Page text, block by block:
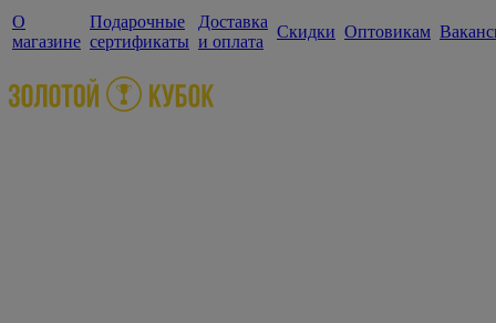
О
магазине
Подарочные
сертификаты
Доставка
и оплата
Скидки Оптовикам